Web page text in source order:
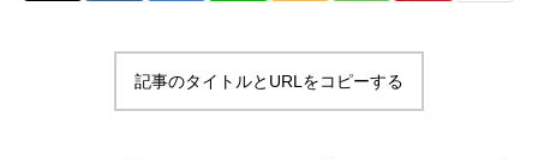
記事のタイトルとURLをコピーする